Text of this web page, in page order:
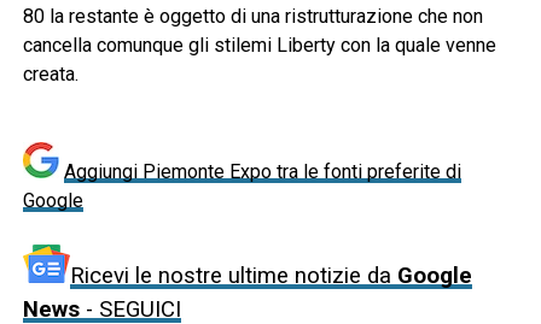
80 la restante è oggetto di una ristrutturazione che non
cancella comunque gli stilemi Liberty con la quale venne
creata.
Aggiungi Piemonte Expo tra le fonti preferite di
Google
Ricevi le nostre ultime notizie da Google
News- SEGUICI